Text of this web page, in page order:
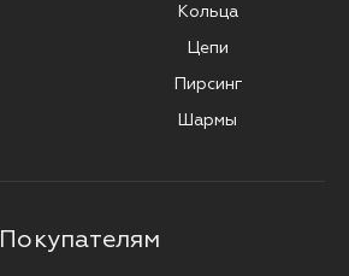
Кольца
Цепи
Пирсинг
Шармы
Покупателям